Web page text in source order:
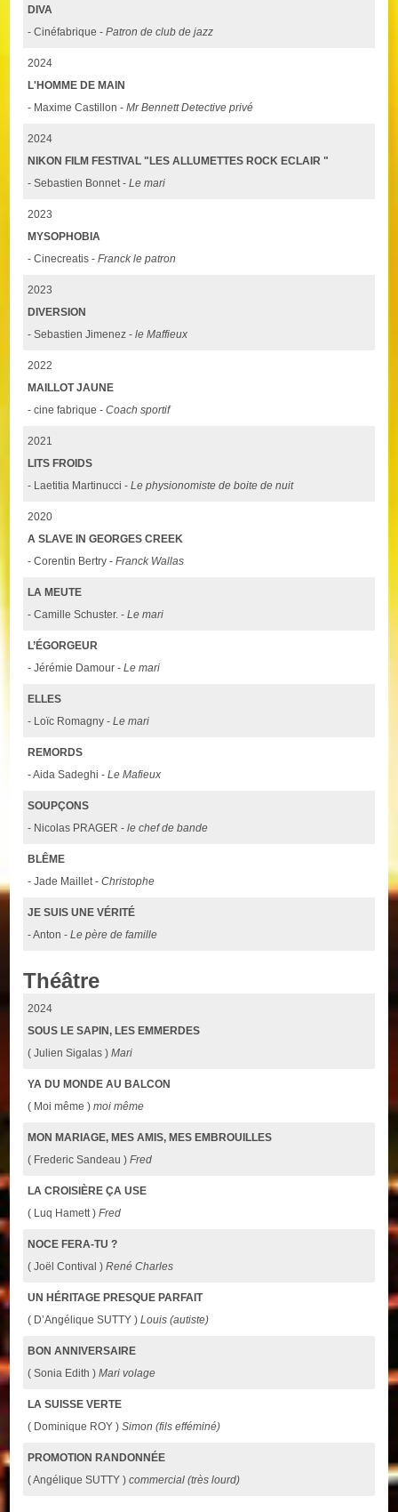
DIVA
- Cinéfabrique -Patron de club de jazz
2024
L'HOMME DE MAIN
- Maxime Castillon -Mr Bennett Detective privé
2024
NIKON FILM FESTIVAL "LES ALLUMETTES ROCK ECLAIR "
- Sebastien Bonnet -Le mari
2023
MYSOPHOBIA
- Cinecreatis -Franck le patron
2023
DIVERSION
- Sebastien Jimenez -le Maffieux
2022
MAILLOT JAUNE
- cine fabrique -Coach sportif
2021
LITS FROIDS
- Laetitia Martinucci -Le physionomiste de boite de nuit
2020
A SLAVE IN GEORGES CREEK
- Corentin Bertry -Franck Wallas
LA MEUTE
- Camille Schuster. -Le mari
L’ÉGORGEUR
- Jérémie Damour -Le mari
ELLES
- Loïc Romagny -Le mari
REMORDS
- Aida Sadeghi -Le Mafieux
SOUPÇONS
- Nicolas PRAGER -le chef de bande
BLÊME
- Jade Maillet -Christophe
JE SUIS UNE VÉRITÉ
- Anton -Le père de famille
Théâtre
2024
SOUS LE SAPIN, LES EMMERDES
( Julien Sigalas )Mari
YA DU MONDE AU BALCON
( Moi même )moi même
MON MARIAGE, MES AMIS, MES EMBROUILLES
( Frederic Sandeau )Fred
LA CROISIÈRE ÇA USE
( Luq Hamett )Fred
NOCE FERA-TU ?
( Joël Contival )René Charles
UN HÉRITAGE PRESQUE PARFAIT
( D’Angélique SUTTY )Louis (autiste)
BON ANNIVERSAIRE
( Sonia Edith )Mari volage
LA SUISSE VERTE
( Dominique ROY )Simon (fils efféminé)
PROMOTION RANDONNÉE
( Angélique SUTTY )commercial (très lourd)